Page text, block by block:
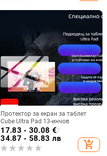
Протектор за екран за таблет
Cube Ultra Pad 13-инчов
17.83 - 30.08 €/
34.87 - 58.83 лв
add_shopping_cart